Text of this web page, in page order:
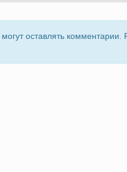
оставлять комментарии.